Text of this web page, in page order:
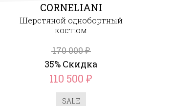
CORNELIANI
Шерстяной однобортный
костюм
170 000₽
35% Скидка
110 500₽
SALE